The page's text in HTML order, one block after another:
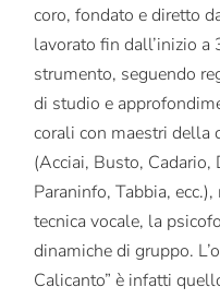
coro, fondato e diretto
lavorato fin dall’inizio a
strumento, seguendo
di studio e
corali con maestri della
(Acciai, Busto, Cadario,
Paraninfo, Tabbia,
tecnica vocale, la
dinamiche di gruppo.
Calicanto” è infatti